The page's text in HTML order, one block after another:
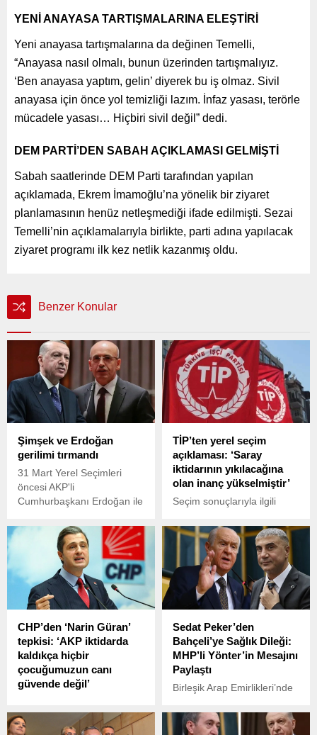
YENİ ANAYASA TARTIŞMALARINA ELEŞTİRİ
Yeni anayasa tartışmalarına da değinen Temelli,
“Anayasa nasıl olmalı, bunun üzerinden tartışmalıyız.
‘Ben anayasa yaptım, gelin’ diyerek bu iş olmaz. Sivil
anayasa için önce yol temizliği lazım. İnfaz yasası, terörle
mücadele yasası… Hiçbiri sivil değil” dedi.
DEM PARTİ’DEN SABAH AÇIKLAMASI GELMİŞTİ
Sabah saatlerinde DEM Parti tarafından yapılan
açıklamada, Ekrem İmamoğlu’na yönelik bir ziyaret
planlamasının henüz netleşmediği ifade edilmişti. Sezai
Temelli’nin açıklamalarıyla birlikte, parti adına yapılacak
ziyaret programı ilk kez netlik kazanmış oldu.
Benzer Konular
Şimşek ve Erdoğan
gerilimi tırmandı
31 Mart Yerel Seçimleri
öncesi AKP'li
Cumhurbaşkanı Erdoğan ile
Mehmet Şimşek'in ters
düştüğü öne sürüldü.
Erdoğan'ın emekli
aylıklarına zam konusunda
Şimşek'i zorladığı
belirtilirken Şimşek'in ise
getirmesine rağmen bu
talebe karşı direndiğini iddia
edildi.
TİP’ten yerel seçim
açıklaması: ‘Saray
iktidarının yıkılacağına
olan inanç yükselmiştir’
Seçim sonuçlarıyla ilgili
kendilerine koydukları
toplam hedefe
ulaşamadıklarını belirterek,
Seçimde ortaya çıkan
başarıyı kutluyor, ülkemizin
mutluluğunu paylaşıyoruz
CHP’den ‘Narin Güran’
tepkisi: ‘AKP iktidarda
kaldıkça hiçbir
çocuğumuzun canı
güvende değil’
Yardımcısı ve Parti Sözcüsü
Deniz Yücel, “AKP iktidarda
Sedat Peker’den
Bahçeli’ye Sağlık Dileği:
MHP’li Yönter’in Mesajını
Paylaştı
Birleşik Arap Emirlikleri’nde
hakkında kırmızı bültenle
yakalama kararı bulunan